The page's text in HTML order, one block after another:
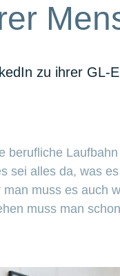
zu ihrer GL-
sei alles da, was
muss es auch
muss man